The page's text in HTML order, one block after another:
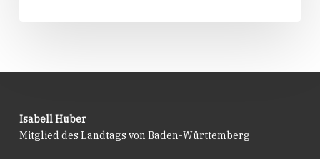
Isabell Huber
Mitglied des Landtags von Baden-Württemberg